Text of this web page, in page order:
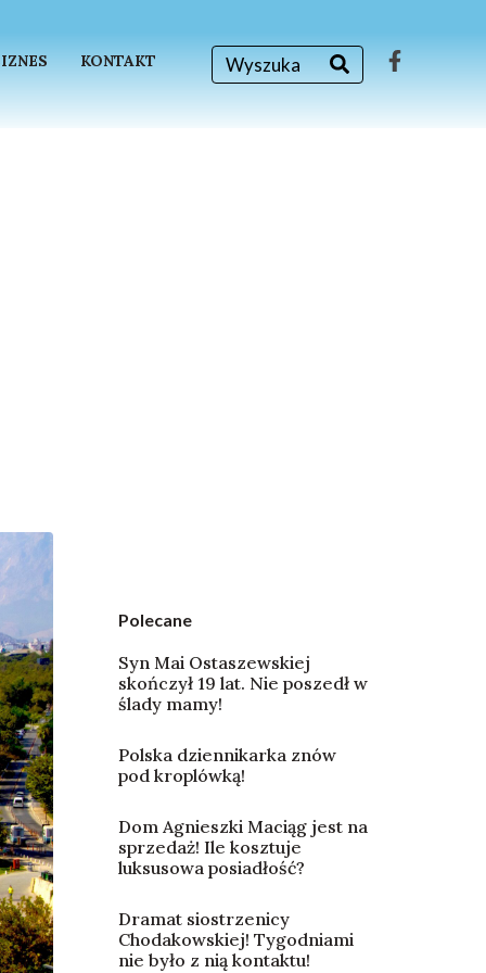
KONTAKT
Polecane
Syn Mai Ostaszewskiej
skończył 19 lat. Nie poszedł w
ślady mamy!
Polska dziennikarka znów
pod kroplówką!
Dom Agnieszki Maciąg jest na
sprzedaż! Ile kosztuje
luksusowa posiadłość?
Dramat siostrzenicy
Chodakowskiej! Tygodniami
nie było z nią kontaktu!